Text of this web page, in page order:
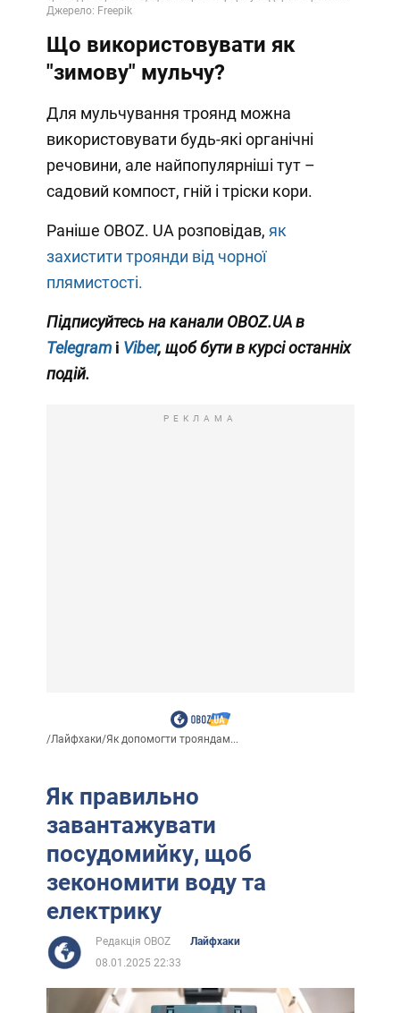
Що використовувати як
"зимову" мульчу?
Для мульчування троянд можна
використовувати будь-які органічні
речовини, але найпопулярніші тут –
садовий компост, гній і тріски кори.
Раніше OBOZ. UA розповідав, як
захистити троянди від чорної
плямистості.
Підписуйтесь на канали OBOZ.UA в
Telegramі Viber, щоб бути в курсі останніх
подій.
РЕКЛАМА
/Лайфхаки/Як допомогти трояндам...
Як правильно
завантажувати
посудомийку, щоб
зекономити воду та
електрику
Редакція OBOZ
Лайфхаки
08.01.2025 22:33